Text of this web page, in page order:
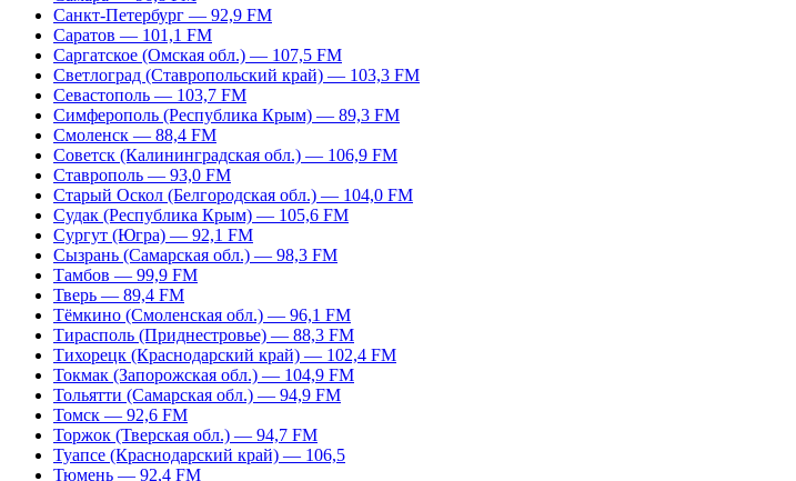
Санкт-Петербург — 92,9 FM
Саратов — 101,1 FM
Саргатское (Омская обл.) — 107,5 FM
Светлоград (Ставропольский край) — 103,3 FM
Севастополь — 103,7 FM
Симферополь (Республика Крым) — 89,3 FM
Смоленск — 88,4 FM
Советск (Калининградская обл.) — 106,9 FM
Ставрополь — 93,0 FM
Старый Оскол (Белгородская обл.) — 104,0 FM
Судак (Республика Крым) — 105,6 FM
Сургут (Югра) — 92,1 FM
Сызрань (Самарская обл.) — 98,3 FM
Тамбов — 99,9 FM
Тверь — 89,4 FM
Тёмкино (Смоленская обл.) — 96,1 FM
Тирасполь (Приднестровье) — 88,3 FM
Тихорецк (Краснодарский край) — 102,4 FM
Токмак (Запорожская обл.) — 104,9 FM
Тольятти (Самарская обл.) — 94,9 FM
Томск — 92,6 FM
Торжок (Тверская обл.) — 94,7 FM
Туапсе (Краснодарский край) — 106,5
Тюмень — 92,4 FM